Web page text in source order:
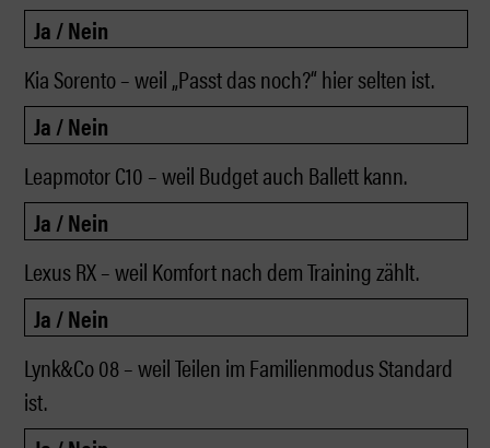
Kia Sorento – weil „Passt das noch?“ hier selten ist.
Leapmotor C10 – weil Budget auch Ballett kann.
Lexus RX – weil Komfort nach dem Training zählt.
Lynk&Co 08 – weil Teilen im Familienmodus Standard
ist.